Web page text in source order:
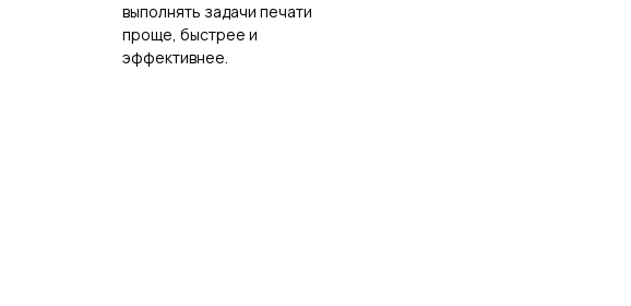
выполнять задачи печати
проще, быстрее и
эффективнее.